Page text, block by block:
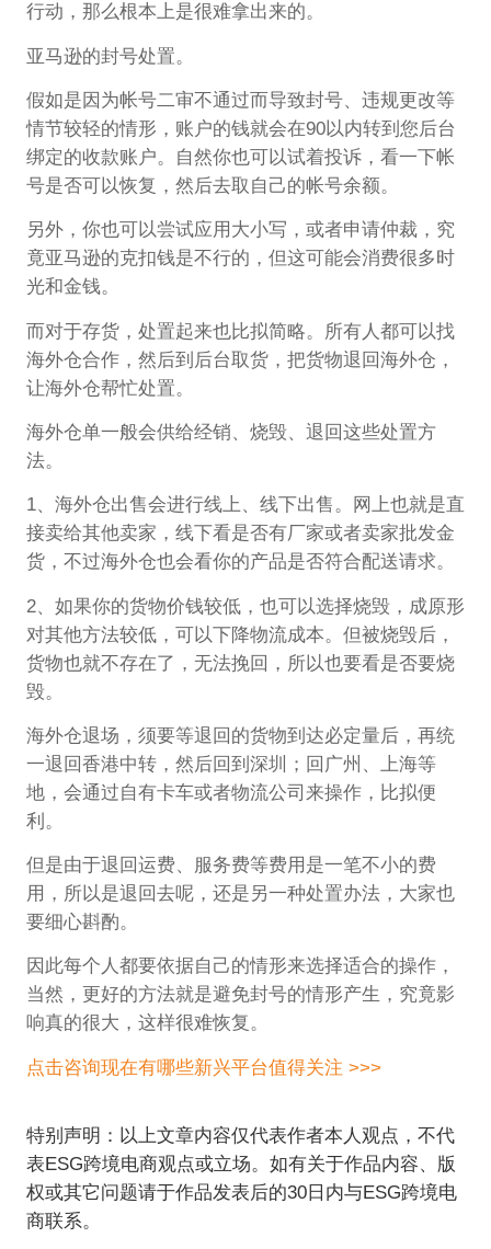
行动，那么根本上是很难拿出来的。
亚马逊的封号处置。
假如是因为帐号二审不通过而导致封号、违规更改等
情节较轻的情形，账户的钱就会在90以内转到您后台
绑定的收款账户。自然你也可以试着投诉，看一下帐
号是否可以恢复，然后去取自己的帐号余额。
另外，你也可以尝试应用大小写，或者申请仲裁，究
竟亚马逊的克扣钱是不行的，但这可能会消费很多时
光和金钱。
而对于存货，处置起来也比拟简略。所有人都可以找
海外仓合作，然后到后台取货，把货物退回海外仓，
让海外仓帮忙处置。
海外仓单一般会供给经销、烧毁、退回这些处置方
法。
1、海外仓出售会进行线上、线下出售。网上也就是直
接卖给其他卖家，线下看是否有厂家或者卖家批发金
货，不过海外仓也会看你的产品是否符合配送请求。
2、如果你的货物价钱较低，也可以选择烧毁，成原形
对其他方法较低，可以下降物流成本。但被烧毁后，
货物也就不存在了，无法挽回，所以也要看是否要烧
毁。
海外仓退场，须要等退回的货物到达必定量后，再统
一退回香港中转，然后回到深圳；回广州、上海等
地，会通过自有卡车或者物流公司来操作，比拟便
利。
但是由于退回运费、服务费等费用是一笔不小的费
用，所以是退回去呢，还是另一种处置办法，大家也
要细心斟酌。
因此每个人都要依据自己的情形来选择适合的操作，
当然，更好的方法就是避免封号的情形产生，究竟影
响真的很大，这样很难恢复。
点击咨询现在有哪些新兴平台值得关注 >>>
特别声明：以上文章内容仅代表作者本人观点，不代
表ESG跨境电商观点或立场。如有关于作品内容、版
权或其它问题请于作品发表后的30日内与ESG跨境电
商联系。